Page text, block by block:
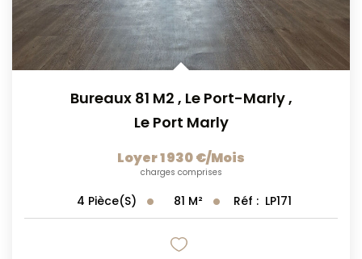
Bureaux 81 M2 , Le Port-Marly,
Le Port Marly
Loyer 1 930 €/mois
charges comprises
4 Pièce(s) 81 M² Réf : LP171